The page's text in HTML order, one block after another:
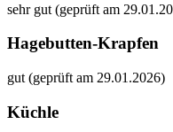
sehr gut (geprüft am
Hagebutten-Krapfen
gut (geprüft am 29.01.2026)
Küchle